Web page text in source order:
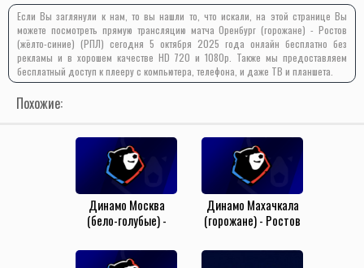
Если Вы заглянули к нам, то вы нашли то, что искали, на этой странице Вы
можете посмотреть прямую трансляцию матча Оренбург (горожане) - Ростов
(жёлто-синие) (РПЛ) сегодня 5 октября 2025 года онлайн бесплатно без
рекламы и в хорошем качестве HD 720 и 1080p. Также мы предоставляем
бесплатный доступ к плееру с компьютера, телефона, и даже ТВ и планшета.
Похожие:
Динамо Москва
(бело-голубые) -
синие) (26.05.2025)
Динамо Махачкала
(горожане) - Ростов
(24.05.2025)